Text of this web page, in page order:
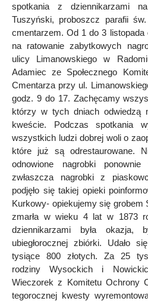
spotkania z dziennikarzami
Tuszyński, proboszcz parafii
cmentarzem. Od 1 do 3
na ratowanie zabytkowych
ulicy Limanowskiego w
Adamiec ze Społecznego
Cmentarza przy ul.
godz. 9 do 17. Zachęcamy
którzy w tych dniach odwiedzą
kweście. Podczas spotkania
wszystkich ludzi dobrej woli o
które już są odrestaurowane.
odnowione nagrobki ponownie
zwłaszcza nagrobki z
podjęło się takiej opieki
Kurkowy- opiekujemy się grobem
zmarła w wieku 4 lat w 1873
dziennikarzami była okazja,
ubiegłorocznej zbiórki. Udało
tysiące 800 złotych. Za 25
rodziny Wysockich i
Wieczorek z Komitetu Ochrony
tegorocznej kwesty